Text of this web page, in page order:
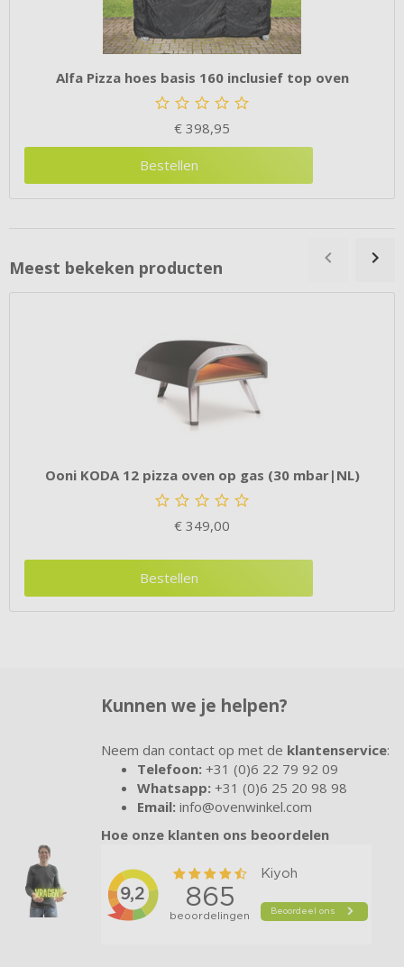
Alfa Pizza hoes basis 160 inclusief top oven
€ 398,95
Bestellen
Meest bekeken producten
Ooni KODA 12 pizza oven op gas (30 mbar|NL)
€ 349,00
Bestellen
Kunnen we je helpen?
Neem dan contact op met de klantenservice:
Telefoon: +31 (0)6 22 79 92 09
Whatsapp: +31 (0)6 25 20 98 98
Email: info@ovenwinkel.com
Hoe onze klanten ons beoordelen